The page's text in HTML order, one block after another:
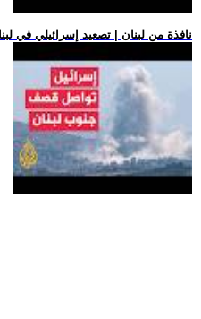
.. نافذة من لبنان | تصعيد إسرائيلي في